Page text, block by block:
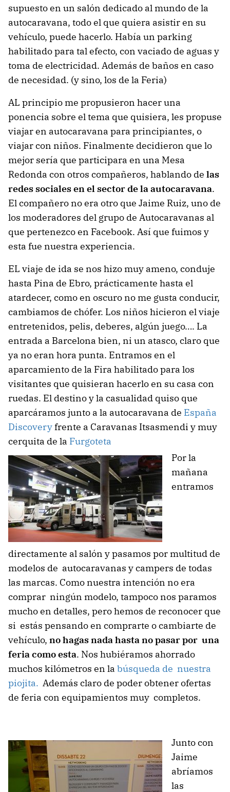
supuesto en un salón dedicado al mundo de la
autocaravana, todo el que quiera asistir en su
vehículo, puede hacerlo. Había un parking
habilitado para tal efecto, con vaciado de aguas y
toma de electricidad. Además de baños en caso
de necesidad. (y sino, los de la Feria)
AL principio me propusieron hacer una
ponencia sobre el tema que quisiera, les propuse
viajar en autocaravana para principiantes, o
viajar con niños. Finalmente decidieron que lo
mejor sería que participara en una Mesa
Redonda con otros compañeros, hablando de las
redes sociales en el sector de la autocaravana.
El compañero no era otro que Jaime Ruiz, uno de
los moderadores del grupo de Autocaravanas al
que pertenezco en Facebook. Así que fuimos y
esta fue nuestra experiencia.
EL viaje de ida se nos hizo muy ameno, conduje
hasta Pina de Ebro, prácticamente hasta el
atardecer, como en oscuro no me gusta conducir,
cambiamos de chófer. Los niños hicieron el viaje
entretenidos, pelis, deberes, algún juego…. La
entrada a Barcelona bien, ni un atasco, claro que
ya no eran hora punta. Entramos en el
aparcamiento de la Fira habilitado para los
visitantes que quisieran hacerlo en su casa con
ruedas. El destino y la casualidad quiso que
aparcáramos junto a la autocaravana de España
Discoveryfrente a Caravanas Itsasmendi y muy
cerquita de la Furgoteta
Por la
mañana
entramos
directamente al salón y pasamos por multitud de
modelos de autocaravanas y campers de todas
las marcas. Como nuestra intención no era
comprar ningún modelo, tampoco nos paramos
mucho en detalles, pero hemos de reconocer que
si estás pensando en comprarte o cambiarte de
vehículo, no hagas nada hasta no pasar por una
feria como esta. Nos hubiéramos ahorrado
muchos kilómetros en la búsqueda de nuestra
piojita. Además claro de poder obtener ofertas
de feria con equipamientos muy completos.
Junto con
Jaime
abríamos
las